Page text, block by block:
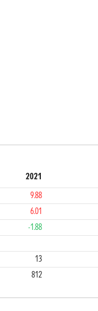
2021
9.88
6.01
-1.88
3
13
812